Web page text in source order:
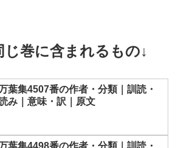
じ巻に含まれるもの↓
葉集4507番の作者・分類｜訓読・
み｜意味・訳｜原文
葉集4498番の作者・分類｜訓読・